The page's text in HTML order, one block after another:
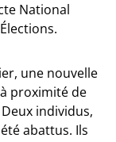
National
une nouvelle
proximité de
individus,
abattus. Ils